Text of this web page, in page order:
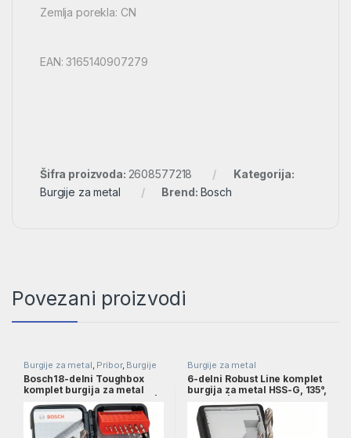
Zemlja porekla: CN
EAN: 3165140907279
Šifra proizvoda: 2608577218
Kategorija:
Burgije za metal
Brend: Bosch
Povezani proizvodi
Burgije za metal Pribor, Burgije
Bosch18-delni Toughbox
komplet burgija za metal
HSS-G DIN 338 od 1–10 mm |
2607019578
Burgije za metal
6-delni Robust Line komplet
burgija za metal HSS-G, 135°,
2–8 mm | 2607010529